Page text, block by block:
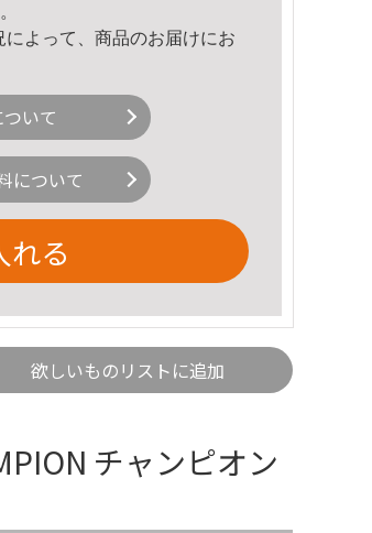
よって、商品のお届けにお
いて
について
れる
欲しいものリストに追加
チャンピオン